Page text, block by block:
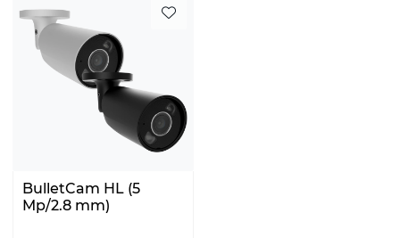
BulletCam HL (5
Mp/2.8 mm)